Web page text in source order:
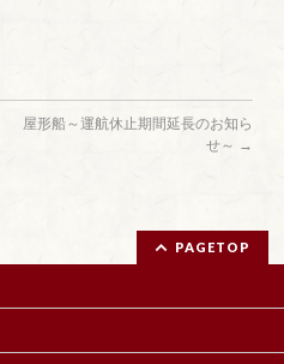
屋形船～運航休止期間延長のお知ら
せ～ →
PAGETOP